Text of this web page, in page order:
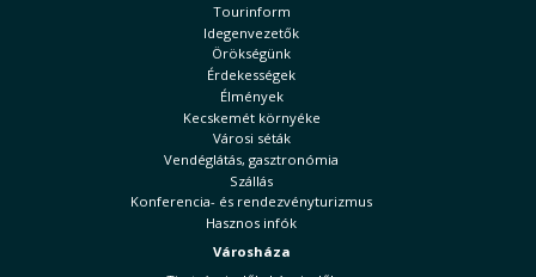
Tourinform
Idegenvezetők
Örökségünk
Érdekességek
Élmények
Kecskemét környéke
Városi séták
Vendéglátás, gasztronómia
Szállás
Konferencia- és rendezvényturizmus
Hasznos infók
Városháza